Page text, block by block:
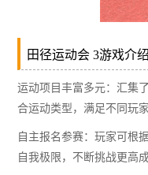
田径运动会 3游戏介绍​
运动项目丰富多元：汇集
合运动类型，满足不同玩
自主报名参赛：玩家可根
自我极限，不断挑战更高成